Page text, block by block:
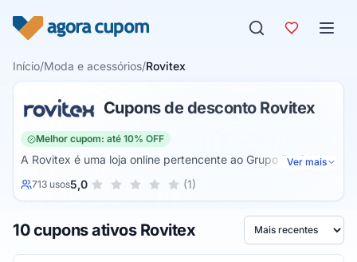
Início/Moda e acessórios/Rovitex
Cupons de desconto Rovitex
Melhor cupom: até 10% OFF
A Rovitex é uma loja online pertencente ao Grupo Rovitex,
uma empresa têxtil especializada na produção e
comercialização de peças de vestuário. Em sua loja é
feminina, masculina, juvenil e infantil, além de itens como
Ver mais
713 usos5,0Sua nota para Rovitex, de 1 a 5 estrelas
5 estrelas
4 estrelas
3 estrelas
2 estrelas
1 estrela (1)
10 cupons ativos Rovitex Ordenar por